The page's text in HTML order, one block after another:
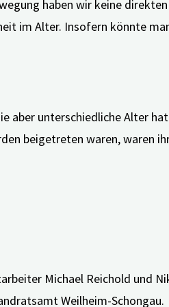
haben wir keine
im Alter. Insofern könnte
aber unterschiedliche Alter
beigetreten waren, waren